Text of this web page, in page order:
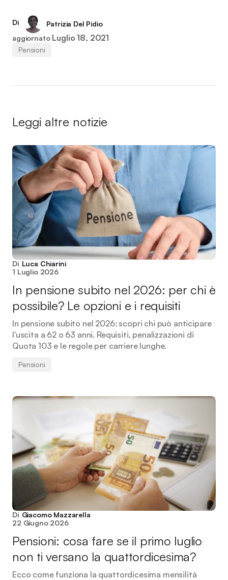
Di
Patrizia Del Pidio
aggiornato Luglio 18, 2021
Pensioni
Leggi altre notizie
Di Luca Chiarini
1 Luglio 2026
In pensione subito nel 2026: per chi è
possibile? Le opzioni e i requisiti
In pensione subito nel 2026: scopri chi può anticipare
l'uscita a 62 o 63 anni. Requisiti, penalizzazioni di
Quota 103 e le regole per carriere lunghe.
Pensioni
Di Giacomo Mazzarella
22 Giugno 2026
Pensioni: cosa fare se il primo luglio
non ti versano la quattordicesima?
Ecco come funziona la quattordicesima mensilità